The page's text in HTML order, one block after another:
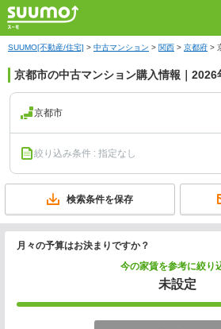
SUUMO[不動産/住宅] > 中古マンション > 関西 > 京都府 >
京都市の中古マンション購入情報｜2026
京都市
絞り込み条件 : 指定なし
検索条件を保存
月々の予算はお決まりですか？
今の家賃を参考に絞り
未設定